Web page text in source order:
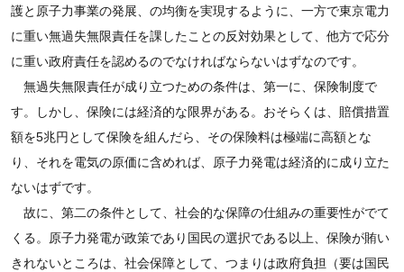
護と原子力事業の発展、の均衡を実現するように、一方で東京電力
に重い無過失無限責任を課したことの反対効果として、他方で応分
に重い政府責任を認めるのでなければならないはずなのです。
無過失無限責任が成り立つための条件は、第一に、保険制度で
す。しかし、保険には経済的な限界がある。おそらくは、賠償措置
額を5兆円として保険を組んだら、その保険料は極端に高額とな
り、それを電気の原価に含めれば、原子力発電は経済的に成り立た
ないはずです。
故に、第二の条件として、社会的な保障の仕組みの重要性がでて
くる。原子力発電が政策であり国民の選択である以上、保険が賄い
きれないところは、社会保障として、つまりは政府負担（要は国民